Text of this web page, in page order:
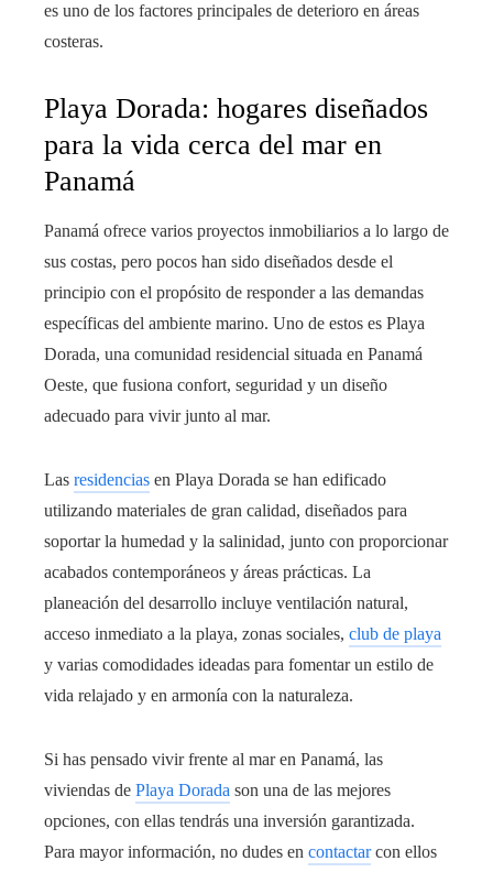
es uno de los factores principales de deterioro en áreas
costeras.
Playa Dorada: hogares diseñados
para la vida cerca del mar en
Panamá
Panamá ofrece varios proyectos inmobiliarios a lo largo de
sus costas, pero pocos han sido diseñados desde el
principio con el propósito de responder a las demandas
específicas del ambiente marino. Uno de estos es Playa
Dorada, una comunidad residencial situada en Panamá
Oeste, que fusiona confort, seguridad y un diseño
adecuado para vivir junto al mar.
Las residencias en Playa Dorada se han edificado
utilizando materiales de gran calidad, diseñados para
soportar la humedad y la salinidad, junto con proporcionar
acabados contemporáneos y áreas prácticas. La
planeación del desarrollo incluye ventilación natural,
acceso inmediato a la playa, zonas sociales, club de playa
y varias comodidades ideadas para fomentar un estilo de
vida relajado y en armonía con la naturaleza.
Si has pensado vivir frente al mar en Panamá, las
viviendas de Playa Dorada son una de las mejores
opciones, con ellas tendrás una inversión garantizada.
Para mayor información, no dudes en contactarcon ellos